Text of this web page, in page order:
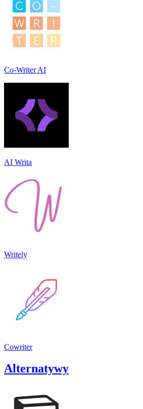
Co-Writer AI
AI Writa
Writely
Cowriter
Alternatywy